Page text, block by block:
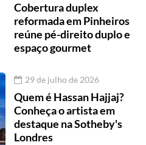
Cobertura duplex
reformada em Pinheiros
reúne pé-direito duplo e
espaço gourmet
29 de julho de 2026
Quem é Hassan Hajjaj?
Conheça o artista em
destaque na Sotheby's
Londres